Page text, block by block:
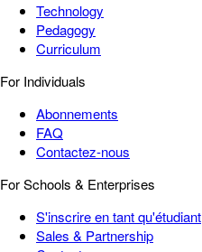
Technology
Pedagogy
Curriculum
For Individuals
Abonnements
FAQ
Contactez-nous
For Schools & Enterprises
S'inscrire en tant qu'étudiant
Sales & Partnership